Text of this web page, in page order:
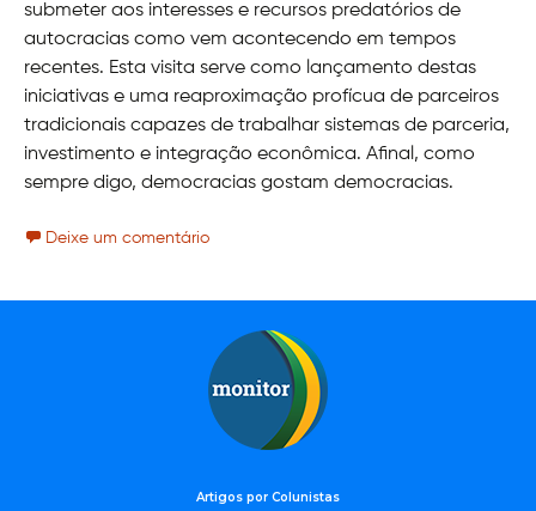
submeter aos interesses e recursos predatórios de
autocracias como vem acontecendo em tempos
recentes. Esta visita serve como lançamento destas
iniciativas e uma reaproximação profícua de parceiros
tradicionais capazes de trabalhar sistemas de parceria,
investimento e integração econômica. Afinal, como
sempre digo, democracias gostam democracias.
Deixe um comentário
Artigos por Colunistas